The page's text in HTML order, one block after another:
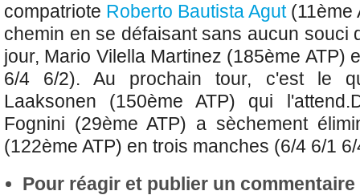
compatriote Roberto Bautista Agut(11ème
chemin en se défaisant sans aucun souci
jour, Mario Vilella Martinez (185ème ATP)
6/4 6/2). Au prochain tour, c'est le
Laaksonen (150ème ATP) qui l'attend.
Fognini (29ème ATP) a sèchement
(122ème ATP) en trois manches (6/4 6/1
Pour réagir et publier un